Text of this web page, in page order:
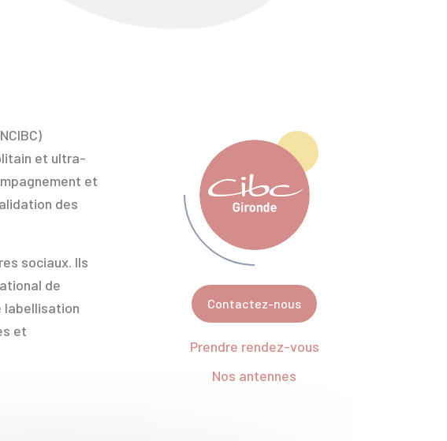
et ultra-
et
des
sociaux. Ils
de
labellisation
et
Contactez-nous
Prendre rendez-vous
Nos antennes